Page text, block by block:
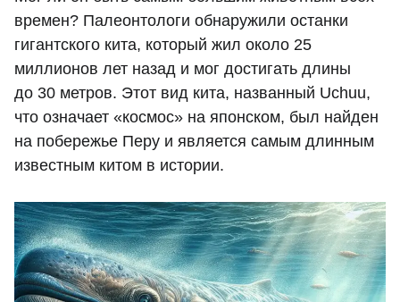
времен? Палеонтологи обнаружили останки
гигантского кита, который жил около 25
миллионов лет назад и мог достигать длины
до 30 метров. Этот вид кита, названный Uchuu,
что означает «космос» на японском, был найден
на побережье Перу и является самым длинным
известным китом в истории.